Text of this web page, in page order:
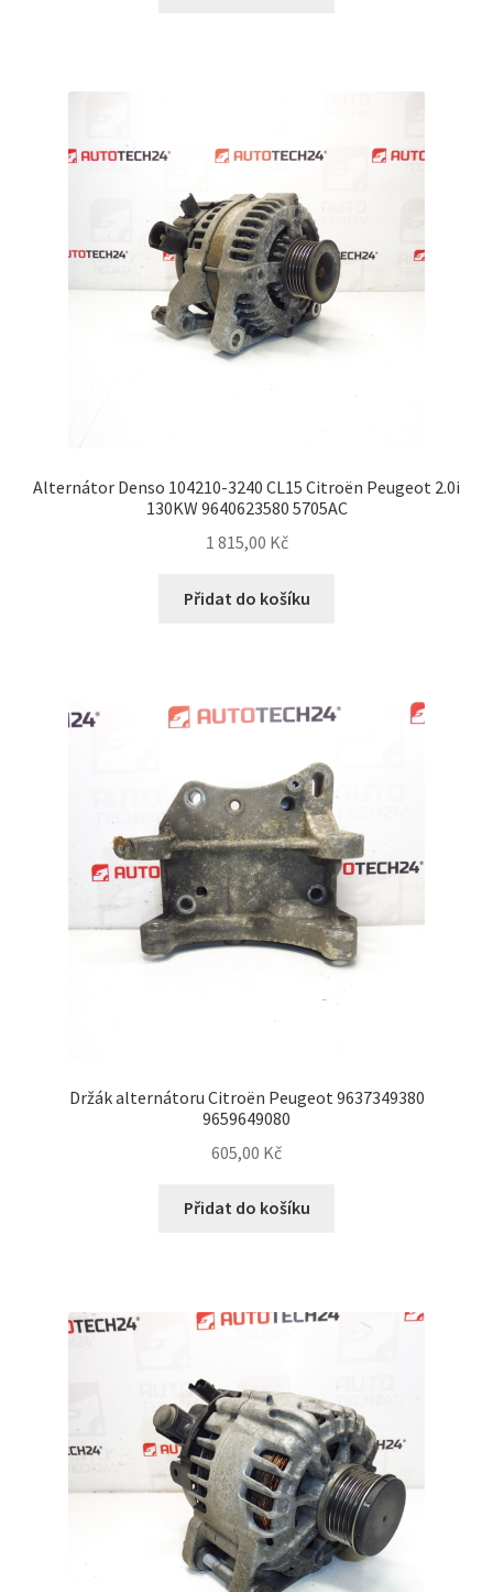
Alternátor Denso 104210-3240 CL15 Citroën Peugeot 2.0i
130KW 9640623580 5705AC
1 815,00 Kč
Přidat do košíku
Držák alternátoru Citroën Peugeot 9637349380
9659649080
605,00 Kč
Přidat do košíku